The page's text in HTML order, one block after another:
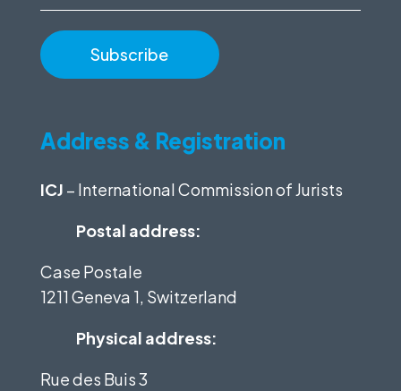
Address & Registration
ICJ – International Commission of Jurists
Postal address:
Case Postale
1211 Geneva 1, Switzerland
Physical address:
Rue des Buis 3